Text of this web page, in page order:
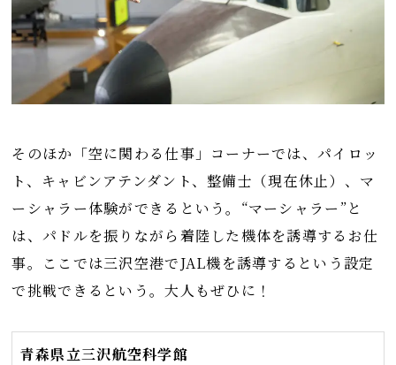
そのほか「空に関わる仕事」コーナーでは、パイロッ
ト、キャビンアテンダント、整備士（現在休止）、マ
ーシャラー体験ができるという。“マーシャラー”と
は、パドルを振りながら着陸した機体を誘導するお仕
事。ここでは三沢空港でJAL機を誘導するという設定
で挑戦できるという。大人もぜひに！
青森県立三沢航空科学館